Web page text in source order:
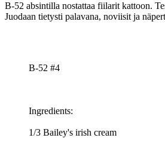
B-52 absintilla nostattaa fiilarit kattoon.
Juodaan tietysti palavana, noviisit ja
B-52 #4
Ingredients:
1/3 Bailey's irish cream